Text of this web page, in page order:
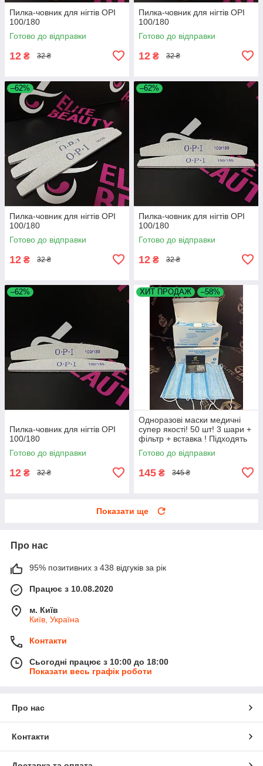
Пилка-човник для нігтів OPI
100/180
Готово до відправки
12 ₴ 32 ₴
Пилка-човник для нігтів OPI
100/180
Готово до відправки
12 ₴ 32 ₴
–62%
Пилка-човник для нігтів OPI
100/180
Готово до відправки
12 ₴ 32 ₴
–62%
Пилка-човник для нігтів OPI
100/180
Готово до відправки
12 ₴ 32 ₴
–62%
Пилка-човник для нігтів OPI
100/180
Готово до відправки
12 ₴ 32 ₴
ХИТ ПРОДАЖ –58%
Одноразові маски медичні
супер якості! 50 шт! 3 шари +
фільтр + вставка ! Підходять
дітям для школи!
Готово до відправки
145 ₴ 345 ₴
Показати ще
Про нас
95% позитивних з 438 відгуків за рік
Працює з 10.08.2020
м. Київ
Київ, Україна
Контакти
Сьогодні працює з 10:00 до 18:00
Показати весь графік роботи
Про нас
Контакти